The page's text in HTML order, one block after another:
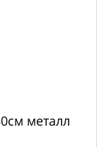
металл